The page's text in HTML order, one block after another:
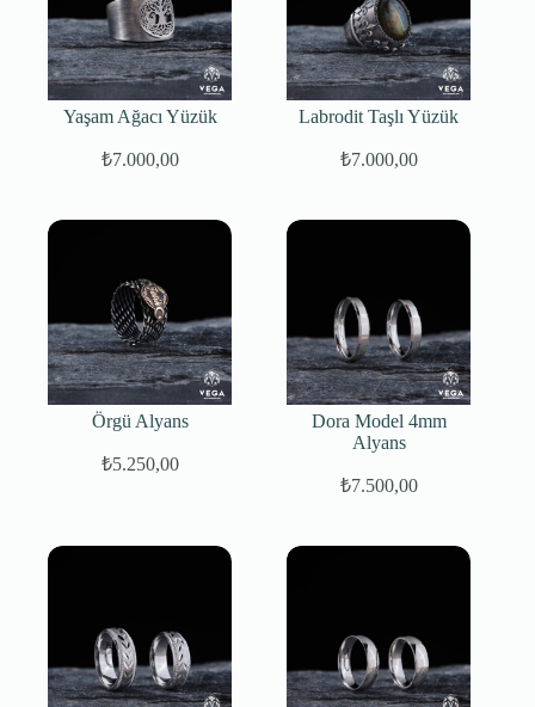
Yaşam Ağacı Yüzük
₺7.000,00
Labrodit Taşlı Yüzük
₺7.000,00
Örgü Alyans
₺5.250,00
Dora Model 4mm
Alyans
₺7.500,00